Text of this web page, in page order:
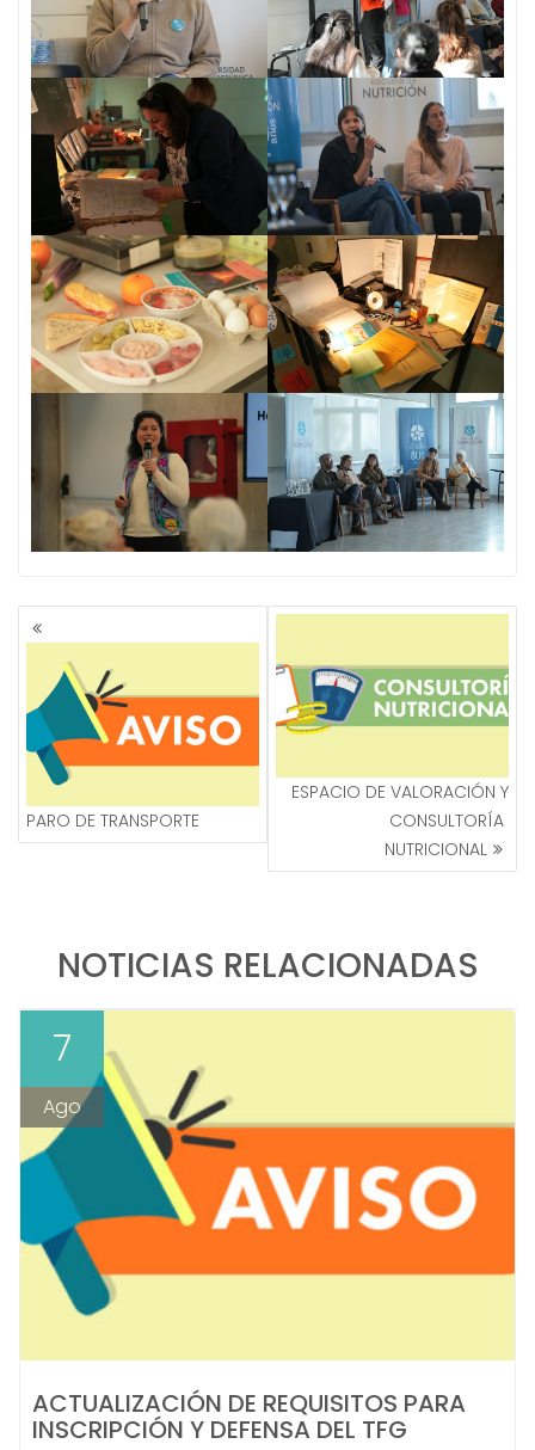
NAVEGACIÓN
DE
ENTRADAS
PARO DE TRANSPORTE
ESPACIO DE VALORACIÓN Y
CONSULTORÍA
NUTRICIONAL
NOTICIAS RELACIONADAS
7
Ago
ACTUALIZACIÓN DE REQUISITOS PARA
INSCRIPCIÓN Y DEFENSA DEL TFG